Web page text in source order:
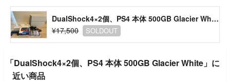
DualShock4×2個、PS4 本体 500GB Glacier White
¥17,500
SOLDOUT
「DualShock4×2個、PS4 本体 500GB Glacier White」に
近い商品